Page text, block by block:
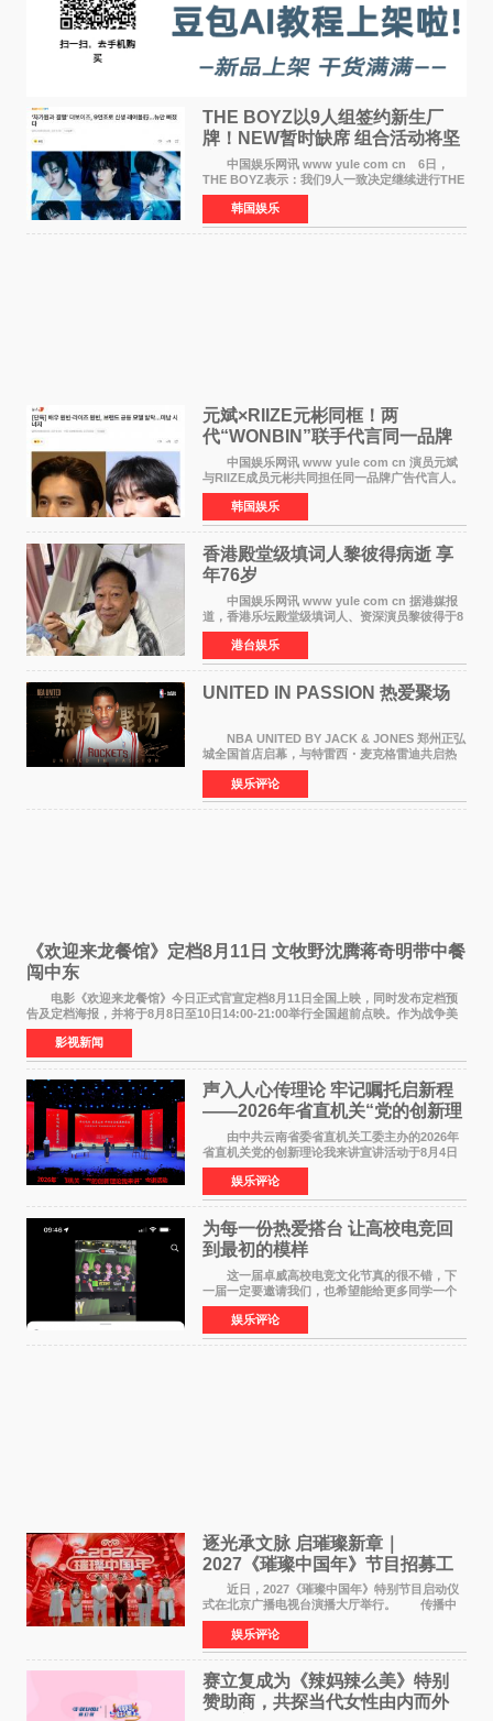
THE BOYZ以9人组签约新生厂
牌！NEW暂时缺席 组合活动将坚
定不移继续
中国娱乐网讯 www yule com cn 6日，
THE BOYZ表示：我们9人一致决定继续进行THE
BOYZ组合活动，并且已经完成了组合团体活动
签约。目前正在新生厂牌下进行活动准备。尚未
离开THE BOYZ原所
韩国娱乐
元斌×RIIZE元彬同框！两
代“WONBIN”联手代言同一品牌
颜值天花板合体
中国娱乐网讯 www yule com cn 演员元斌
与RIIZE成员元彬共同担任同一品牌广告代言人。
6日据独家报道，继演员元斌之后，RIIZE元彬最
近也被选为某在线中介平台A公司的共同广告代言
人，两人将作
韩国娱乐
香港殿堂级填词人黎彼得病逝 享
年76岁​
中国娱乐网讯 www yule com cn 据港媒报
道，香港乐坛殿堂级填词人、资深演员黎彼得于8
月5日上午因病离世，终年76岁。好友钟志光透
露，黎彼得今年3月中风后便卧床休养，身体机能
持续衰退，最
港台娱乐
UNITED IN PASSION 热爱聚场
NBA UNITED BY JACK & JONES 郑州正弘
城全国首店启幕，与特雷西・麦克格雷迪共启热
爱 2026 年7 月21 日，
NBAUNITEDBYJACK&JONES 全国首店，于郑
州正弘城正式启幕。NBA 传奇球星
娱乐评论
《欢迎来龙餐馆》定档8月11日 文牧野沈腾蒋奇明带中餐
闯中东
电影《欢迎来龙餐馆》今日正式官宣定档8月11日全国上映，同时发布定档预
告及定档海报，并将于8月8日至10日14:00-21:00举行全国超前点映。作为战争美
食大片，影片讲述的是中国厨师徐福（沈腾
影视新闻
声入人心传理论 牢记嘱托启新程
——2026年省直机关“党的创新理
论我来讲”宣讲活动圆满落幕
由中共云南省委省直机关工委主办的2026年
省直机关党的创新理论我来讲宣讲活动于8月4日
至5日在昆明举办。活动以 "牢记嘱托 感恩奋进
开创云南发展新局面 "为主题，坚持以新时代中国
特色社会主义
娱乐评论
为每一份热爱搭台 让高校电竞回
到最初的模样
这一届卓威高校电竞文化节真的很不错，下
一届一定要邀请我们，也希望能给更多同学一个
来到现场的机会。 2026卓威高校电竞文化节
已经落下帷幕，在活动结束后，仍有不少高校电
竞社负责人和现
娱乐评论
逐光承文脉 启璀璨新章｜
2027《璀璨中国年》节目招募工
作圆满启动
近日，2027《璀璨中国年》特别节目启动仪
式在北京广播电视台演播大厅举行。 传播中
华优秀传统文化，弘扬纯正国风艺术，打造高规
格、高质感、正能量的文艺盛典，是璀璨中国年
矢志不渝的初心
娱乐评论
赛立复成为《辣妈辣么美》特别
赞助商，共探当代女性由内而外